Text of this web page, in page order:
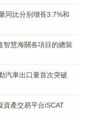
同比分别增長3.7%和
智慧海關各項目的總裝
汽車出口量首次突破
資產交易平台iSCAT